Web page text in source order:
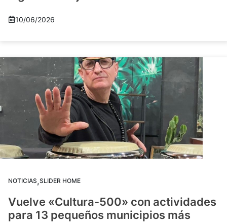
10/06/2026
NOTICIAS,SLIDER HOME
Vuelve «Cultura-500» con actividades
para 13 pequeños municipios más